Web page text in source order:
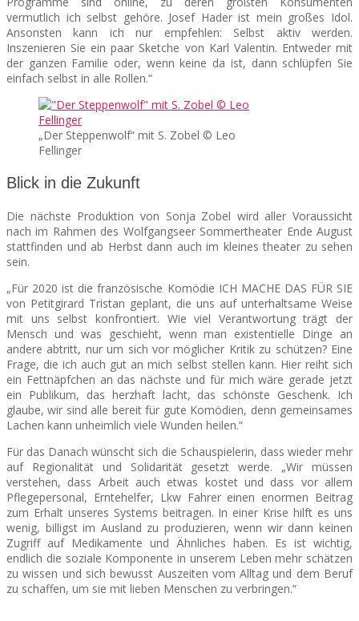
vermutlich ich selbst gehöre. Josef Hader ist mein großes Idol.
Ansonsten kann ich nur empfehlen: Selbst aktiv werden.
Inszenieren Sie ein paar Sketche von Karl Valentin. Entweder mit
der ganzen Familie oder, wenn keine da ist, dann schlüpfen Sie
einfach selbst in alle Rollen.“
„Der Steppenwolf“ mit S. Zobel © Leo
Fellinger
Blick in die Zukunft
Die nächste Produktion von Sonja Zobel wird aller Voraussicht
nach im Rahmen des Wolfgangseer Sommertheater Ende August
stattfinden und ab Herbst dann auch im kleines theater zu sehen
sein.
„Für 2020 ist die französische Komödie ICH MACHE DAS FÜR SIE
von Petitgirard Tristan geplant, die uns auf unterhaltsame Weise
mit uns selbst konfrontiert. Wie viel Verantwortung trägt der
Mensch und was geschieht, wenn man existentielle Dinge an
andere abtritt, nur um sich vor möglicher Kritik zu schützen? Eine
Frage, die ich auch gut an mich selbst stellen kann. Hier reiht sich
ein Fettnäpfchen an das nächste und für mich wäre gerade jetzt
ein Publikum, das herzhaft lacht, das schönste Geschenk. Ich
glaube, wir sind alle bereit für gute Komödien, denn gemeinsames
Lachen kann unheimlich viele Wunden heilen.“
Für das Danach wünscht sich die Schauspielerin, dass wieder mehr
auf Regionalität und Solidarität gesetzt werde. „Wir müssen
verstehen, dass Arbeit auch etwas kostet und dass vor allem
Pflegepersonal, Erntehelfer, Lkw Fahrer einen enormen Beitrag
zum Erhalt unseres Systems beitragen. In einer Krise hilft es uns
wenig, billigst im Ausland zu produzieren, wenn wir dann keinen
Zugriff auf Medikamente und Ähnliches haben. Es ist wichtig,
endlich die soziale Komponente in unserem Leben mehr schätzen
zu wissen und sich bewusst Auszeiten vom Alltag und dem Beruf
zu schaffen, um sie mit lieben Menschen zu verbringen.“